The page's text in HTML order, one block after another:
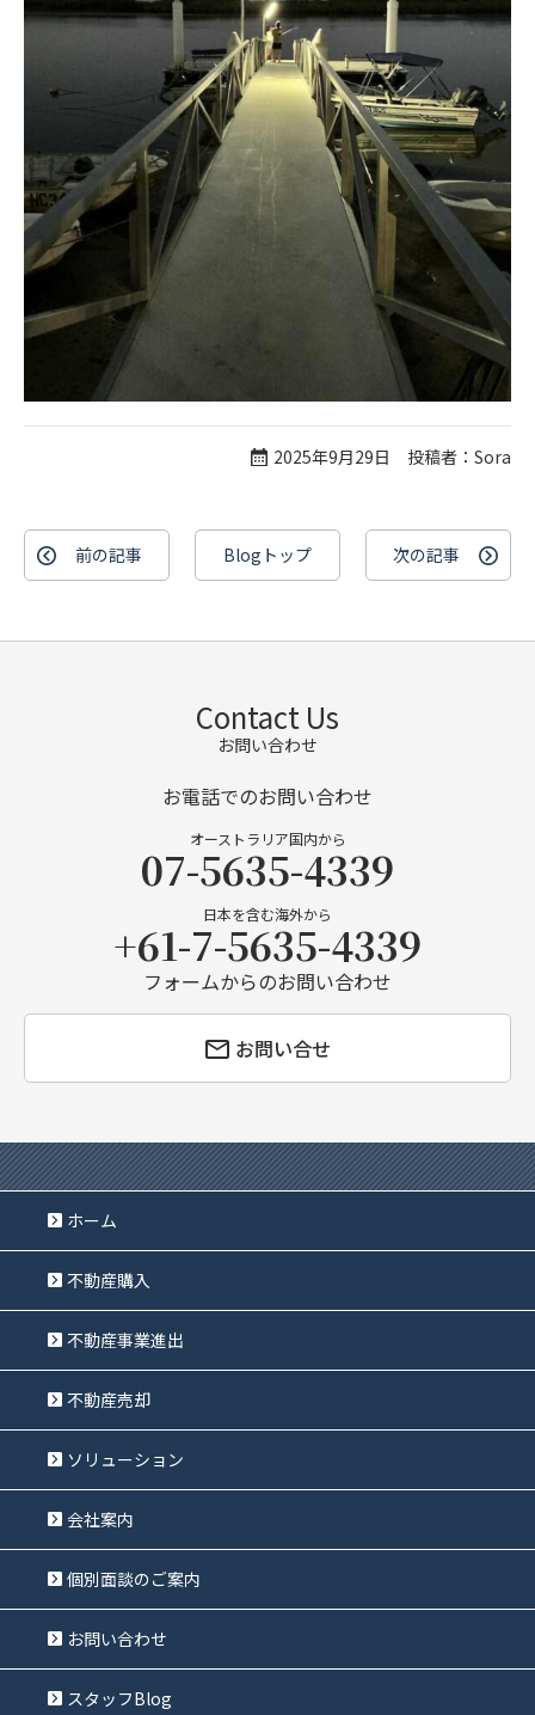
2025年9月29日 投稿者：Sora
前の記事 Blogトップ 次の記事
Contact Us
お問い合わせ
お電話でのお問い合わせ
オーストラリア国内から
07-5635-4339
日本を含む海外から
+61-7-5635-4339
フォームからのお問い合わせ
お問い合せ
ホーム
不動産購入
不動産事業進出
不動産売却
ソリューション
会社案内
個別面談のご案内
お問い合わせ
スタッフBlog